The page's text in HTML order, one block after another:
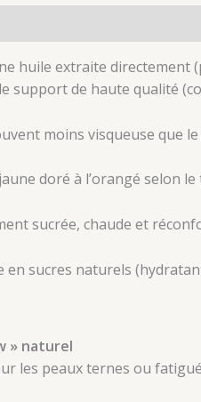
huile extraite
support de haute qualité
moins visqueuse que
doré à l’orangé selon
sucrée, chaude et
en sucres naturels
» naturel
les peaux ternes ou